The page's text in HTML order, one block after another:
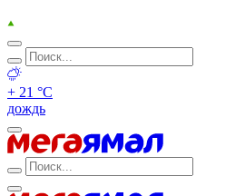
+ 21 °С
дождь